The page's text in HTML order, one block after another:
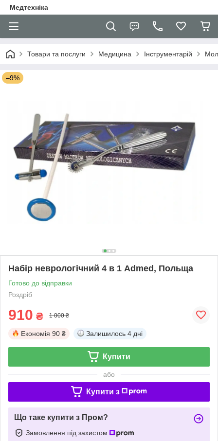
Медтехніка
Товари та послуги Медицина Інструментарій
–9%
Набір неврологічний 4 в 1 Admed, Польща
Готово до відправки
Роздріб
910 ₴ 1 000 ₴
Економія 90 ₴ Залишилось 4 дні
Купити
або
Купити з
Що таке купити з Пром?
Замовлення під захистом